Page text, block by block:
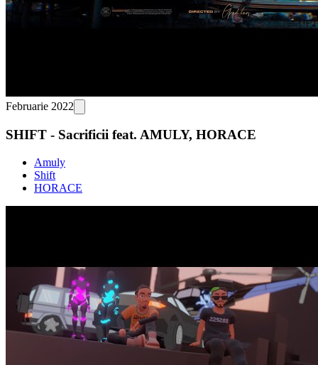
Februarie 2022
SHIFT - Sacrificii feat. AMULY, HORACE
Amuly
Shift
HORACE